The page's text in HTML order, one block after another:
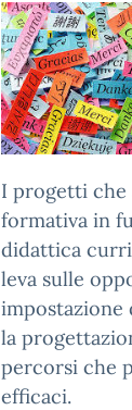
I progetti che
formativa in
didattica
leva sulle
impostazione
la
percorsi che
efficaci.